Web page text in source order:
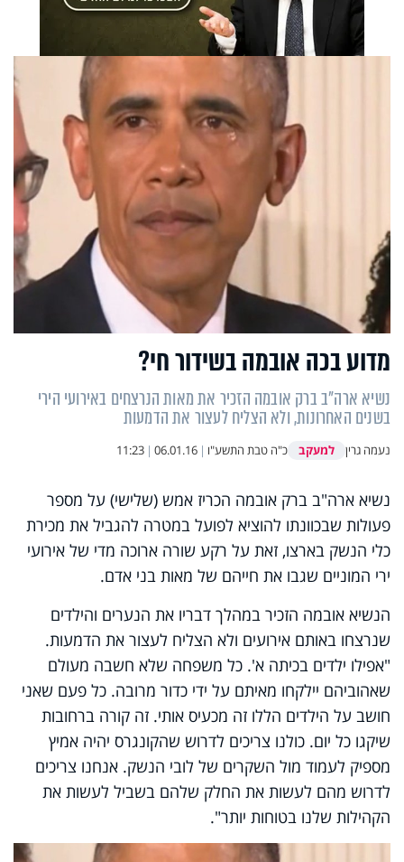
מדוע בכה אובמה בשידור חי?
נשיא ארה"ב ברק אובמה הזכיר את מאות הנרצחים באירועי הירי
בשנים האחרונות, ולא הצליח לעצור את הדמעות
נעמה גרין למעקב כ"ה טבת התשע"ו |
06.01.16
|
11:23
נשיא ארה"ב ברק אובמה הכריז אמש (שלישי) על מספר
פעולות שבכוונתו להוציא לפועל במטרה להגביל את מכירת
כלי הנשק בארצו, זאת על רקע שורה ארוכה מדי של אירועי
ירי המוניים שגבו את חייהם של מאות בני אדם.
הנשיא אובמה הזכיר במהלך דבריו את הנערים והילדים
שנרצחו באותם אירועים ולא הצליח לעצור את הדמעות.
"אפילו ילדים בכיתה א'. כל משפחה שלא חשבה מעולם
שאהוביהם יילקחו מאיתם על ידי כדור מרובה. כל פעם שאני
חושב על הילדים הללו זה מכעיס אותי. זה קורה ברחובות
שיקגו כל יום. כולנו צריכים לדרוש שהקונגרס יהיה אמיץ
מספיק לעמוד מול השקרים של לובי הנשק. אנחנו צריכים
לדרוש מהם לעשות את החלק שלהם בשביל לעשות את
הקהילות שלנו בטוחות יותר".